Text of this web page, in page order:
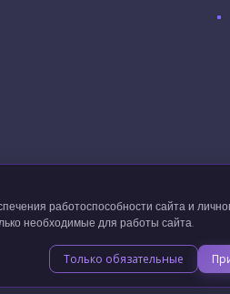
- Хостинг игровых серверов. Все
7733449199, ОГРН: 1247700468509
работоспособности сайта и
необходимые для работы сайта.
Только обязательные